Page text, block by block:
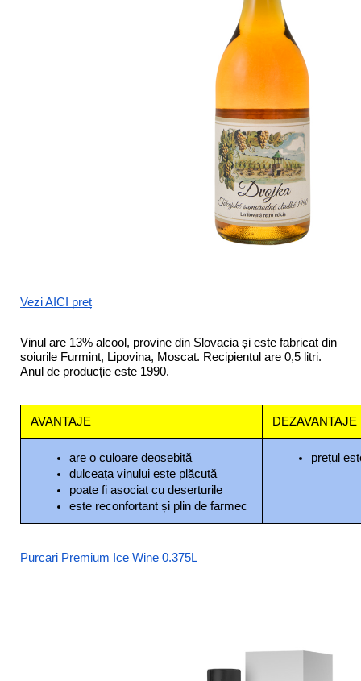
Vezi AICI preț
Vinul are 13% alcool, provine din Slovacia și este fabricat din
soiurile Furmint, Lipovina, Moscat. Recipientul are 0,5 litri.
Anul de producție este 1990.
AVANTAJE DEZAVANTAJE
are o culoare deosebită
dulceața vinului este plăcută
poate fi asociat cu deserturile
este reconfortant și plin de farmec
prețul
Purcari Premium Ice Wine 0.375L